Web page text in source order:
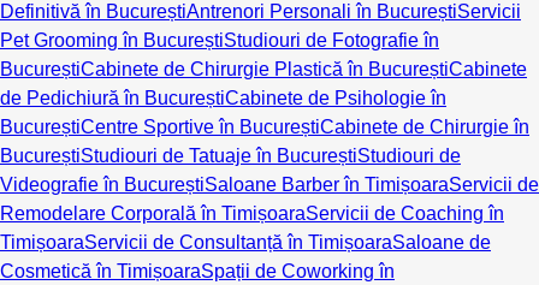
Definitivă în BucureștiAntrenori Personali în BucureștiServicii
Pet Grooming în BucureștiStudiouri de Fotografie în
BucureștiCabinete de Chirurgie Plastică în BucureștiCabinete
de Pedichiură în BucureștiCabinete de Psihologie în
BucureștiCentre Sportive în BucureștiCabinete de Chirurgie în
BucureștiStudiouri de Tatuaje în BucureștiStudiouri de
Videografie în BucureștiSaloane Barber în TimișoaraServicii de
Remodelare Corporală în TimișoaraServicii de Coaching în
TimișoaraServicii de Consultanță în TimișoaraSaloane de
Cosmetică în TimișoaraSpații de Coworking în